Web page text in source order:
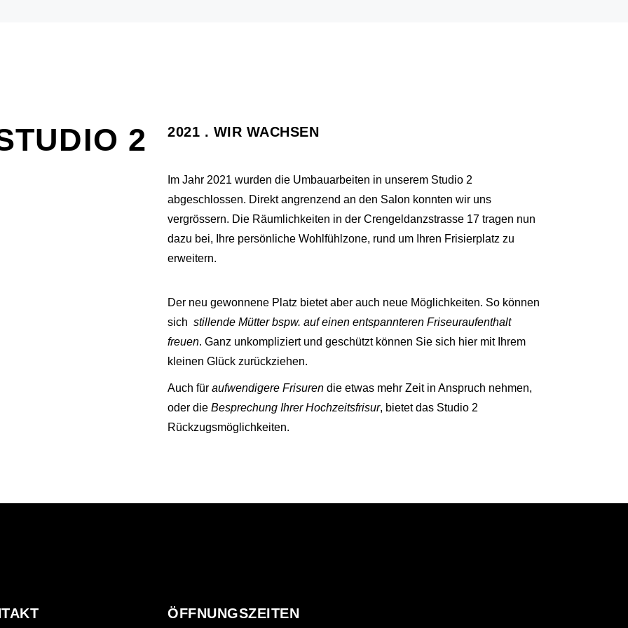
2 2021 . WIR WACHSEN
Im Jahr 2021 wurden die Umbauarbeiten in unserem Studio 2
abgeschlossen. Direkt angrenzend an den Salon konnten wir uns
vergrössern. Die Räumlichkeiten in der Crengeldanzstrasse 17 tragen nun
dazu bei, Ihre persönliche Wohlfühlzone, rund um Ihren Frisierplatz zu
erweitern.
Der neu gewonnene Platz bietet aber auch neue Möglichkeiten. So können
sich stillende Mütter bspw. auf einen entspannteren Friseuraufenthalt
freuen. Ganz unkompliziert und geschützt können Sie sich hier mit Ihrem
kleinen Glück zurückziehen.
Auch für aufwendigere Frisuren die etwas mehr Zeit in Anspruch nehmen,
oder die Besprechung Ihrer Hochzeitsfrisur, bietet das Studio 2
Rückzugsmöglichkeiten.
ÖFFNUNGSZEITEN